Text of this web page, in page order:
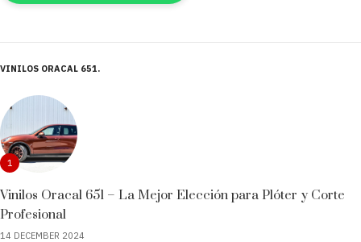
VINILOS ORACAL 651
1
Vinilos Oracal 651 – La Mejor Elección para Plóter y Corte
Profesional
14 DECEMBER 2024